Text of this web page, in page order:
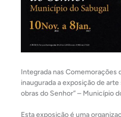
Integrada nas Comemorações
inaugurada a exposição de arte
obras do Senhor” – Município
Esta exposição é uma